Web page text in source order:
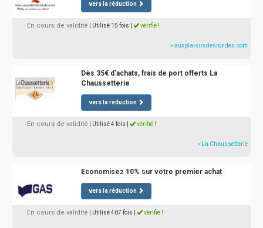
vers la réduction
En cours de validité | Utilisé 15 fois vérifié !
» auxplaisirsdesrondes.com
Dès 35€ d'achats, frais de port offerts La
Chaussetterie
vers la réduction
En cours de validité | Utilisé 4 fois vérifié !
» La Chaussetterie
Economisez 10% sur votre premier achat
vers la réduction
En cours de validité | Utilisé 407 fois vérifié !